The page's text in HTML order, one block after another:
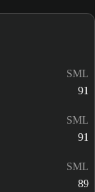
SML
91
SML
91
SML
89